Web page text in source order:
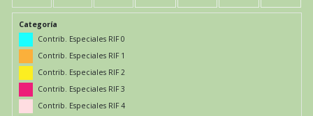
Categoría
Contrib. Especiales RIF 0
Contrib. Especiales RIF 1
Contrib. Especiales RIF 2
Contrib. Especiales RIF 3
Contrib. Especiales RIF 4